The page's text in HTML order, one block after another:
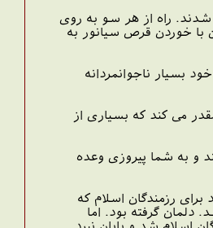
شدند. راه از هر سو به روی
با خوردن قرص سیانور به
بسیار ناجوانمردانه
می کند که بسیاری از
و به شما پیروزی وعده
رزمندگان اسلام که
گرفته بود. اما